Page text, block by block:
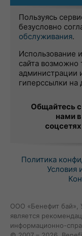
Пользуясь
безусловно
обслуживания.
Использование
сайта возможно
администрации
гиперссылки на
Общайтесь с
нами в
соцсетях
Политика
Условия
ООО «Бенефит бай»,
является
информационно-